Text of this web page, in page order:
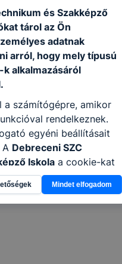
és Szakképző
tárol az Ön
adatnak
arról, hogy mely típusú
alkalmazásáról
a számítógépre, amikor
rendelkeznek.
egyéni beállításait
Debreceni SZC
Iskola a cookie-kat
kapcsolatban, hogyan
melyik részeit
biztosítsunk Önnek
Mindet elfogadom